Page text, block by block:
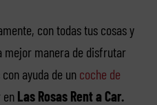
con todas tus cosas y
mejor manera de disfrutar
con ayuda de un coche de
Las Rosas Rent a Car.